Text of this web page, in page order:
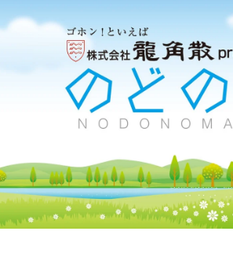
お知らせ
イベント・グッズ
YouTube
会社情報